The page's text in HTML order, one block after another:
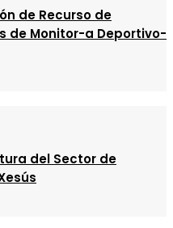
de Recurso de
de Monitor-a Deportivo-
del Sector de